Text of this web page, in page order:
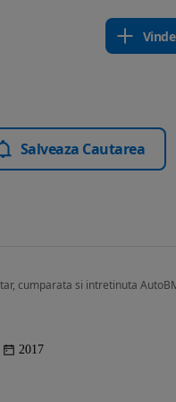
Salveaza Cautarea
2017